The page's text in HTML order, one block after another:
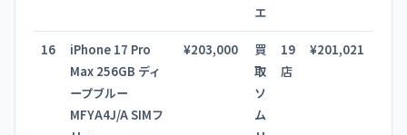
エ
16
iPhone 17 Pro
Max 256GB ディ
ープブルー
MFYA4J/A SIMフ
¥203,000
買
取
ソ
ム
19
店
¥201,021